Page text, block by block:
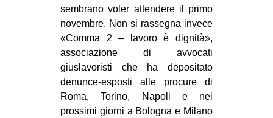
sembrano voler attendere il primo
novembre. Non si rassegna invece
«Comma 2 – lavoro è dignità»,
associazione di avvocati
giuslavoristi che ha depositato
denunce-esposti alle procure di
Roma, Torino, Napoli e nei
prossimi giorni a Bologna e Milano